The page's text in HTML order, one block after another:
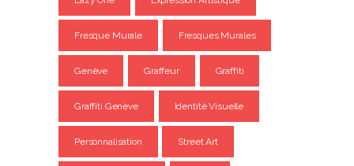
Fresque Murale Fresques Murales
Genève Graffeur Graffiti
Graffiti Genève Identité Visuelle
Personnalisation Street Art